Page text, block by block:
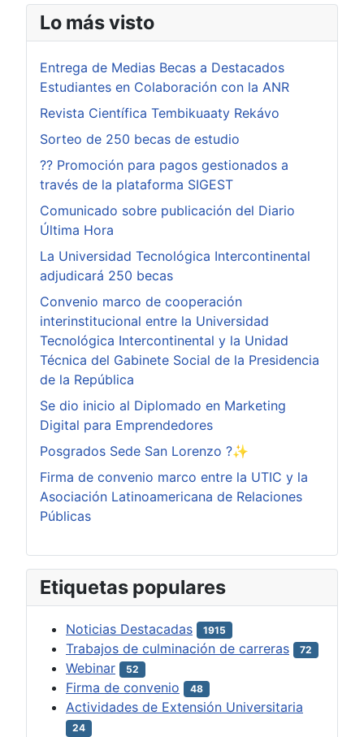
Lo más visto
Entrega de Medias Becas a Destacados
Estudiantes en Colaboración con la ANR
Revista Científica Tembikuaaty Rekávo
Sorteo de 250 becas de estudio
?? Promoción para pagos gestionados a
través de la plataforma SIGEST
Comunicado sobre publicación del Diario
Última Hora
La Universidad Tecnológica Intercontinental
adjudicará 250 becas
Convenio marco de cooperación
interinstitucional entre la Universidad
Tecnológica Intercontinental y la Unidad
Técnica del Gabinete Social de la Presidencia
de la República
Se dio inicio al Diplomado en Marketing
Digital para Emprendedores
Posgrados Sede San Lorenzo ?✨
Firma de convenio marco entre la UTIC y la
Asociación Latinoamericana de Relaciones
Públicas
Etiquetas populares
Noticias Destacadas 1915
Trabajos de culminación de carreras 72
Webinar 52
Firma de convenio 48
Actividades de Extensión Universitaria
24